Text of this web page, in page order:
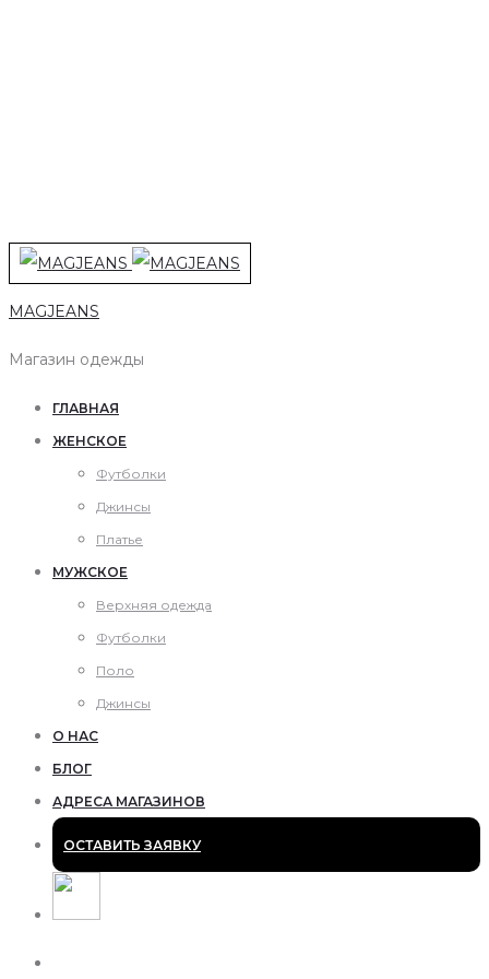
MAGJEANS
Магазин одежды
ГЛАВНАЯ
ЖЕНСКОЕ
Футболки
Джинсы
Платье
МУЖСКОЕ
Верхняя одежда
Футболки
Поло
Джинсы
О НАС
БЛОГ
АДРЕСА МАГАЗИНОВ
ОСТАВИТЬ ЗАЯВКУ